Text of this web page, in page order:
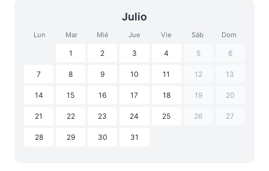
Julio
Lun Mar Mié Jue Vie Sáb Dom
1 2 3 4 5 6
7 8 9 10 11 12 13
14 15 16 17 18 19 20
21 22 23 24 25 26 27
28 29 30 31